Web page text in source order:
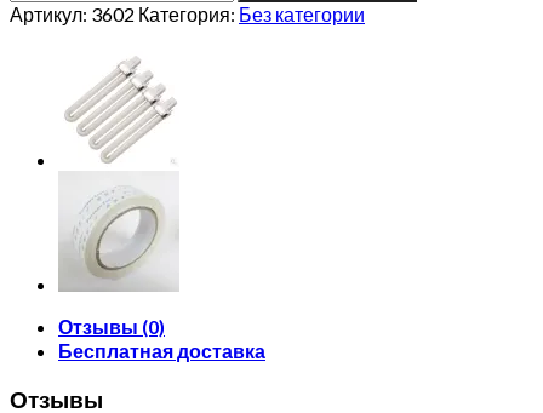
Артикул: 3602 Категория: Без категории
Отзывы (0)
Бесплатная доставка
Отзывы